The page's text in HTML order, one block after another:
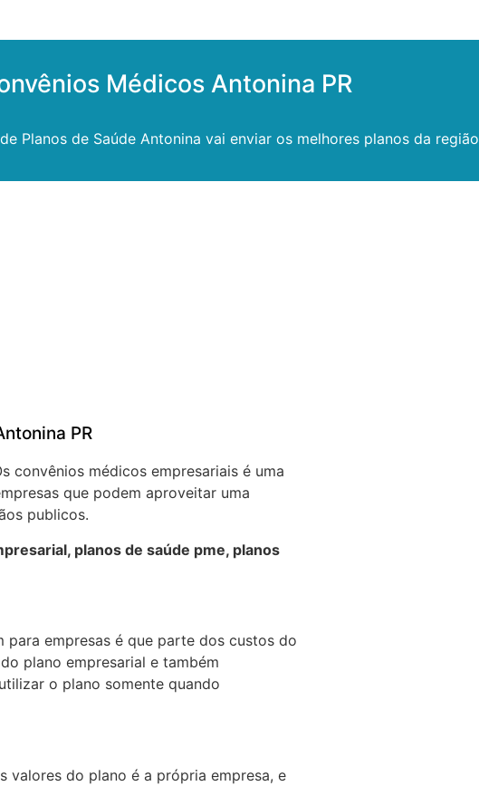
Médicos Antonina PR
Planos de Saúde Antonina vai enviar os melhores planos da região
PR
convênios médicos empresariais é uma
que podem aproveitar uma
publicos.
planos de saúde pme, planos
empresas é que parte dos custos do
plano empresarial e também
o plano somente quando
valores do plano é a própria empresa, e